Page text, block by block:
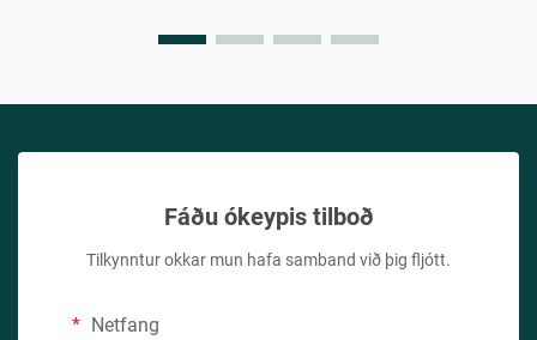
Fáðu ókeypis tilboð
Tilkynntur okkar mun hafa samband við þig fljótt.
Netfang